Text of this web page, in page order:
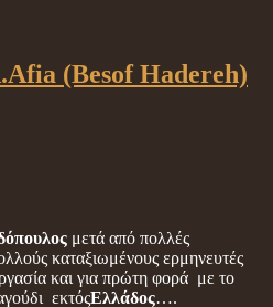
(Besof Hadereh)
μετά από πολλές
καταξιωμένους ερμηνευτές
και για πρώτη φορά με το
εκτόςΕλλάδος….